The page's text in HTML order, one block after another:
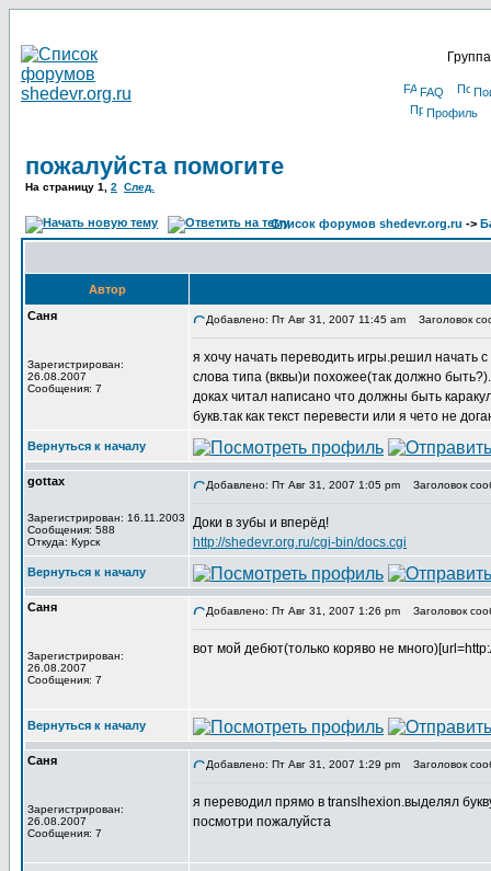
FAQ
Профиль
пожалуйста помогите
На страницу 1 2 След.
Список форумов shedevr.org.ru ->
Автор
Саня
Зарегистрирован:
26.08.2007
Сообщения: 7
Добавлено: Пт Авг 31, 2007 11:45 am Заголовок
я хочу начать переводить игры.решил начать
слова типа (вквы)и похожее(так должно
доках читал написано что должны быть
букв.так как текст перевести или я чето не
Вернуться к началу
gottax
Зарегистрирован: 16.11.2003
Сообщения: 588
Откуда: Курск
Добавлено: Пт Авг 31, 2007 1:05 pm Заголовок
Доки в зубы и вперёд!
http://shedevr.org.ru/cgi-bin/docs.cgi
Вернуться к началу
Саня
Зарегистрирован:
26.08.2007
Сообщения: 7
Добавлено: Пт Авг 31, 2007 1:26 pm Заголовок
вот мой дебют(только коряво не
Вернуться к началу
Саня
Зарегистрирован:
26.08.2007
Сообщения: 7
Добавлено: Пт Авг 31, 2007 1:29 pm Заголовок
я переводил прямо в translhexion.выделял
посмотри пожалуйста